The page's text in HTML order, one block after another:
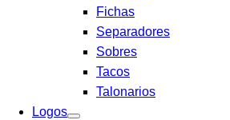
Fichas
Separadores
Sobres
Tacos
Talonarios
Logos